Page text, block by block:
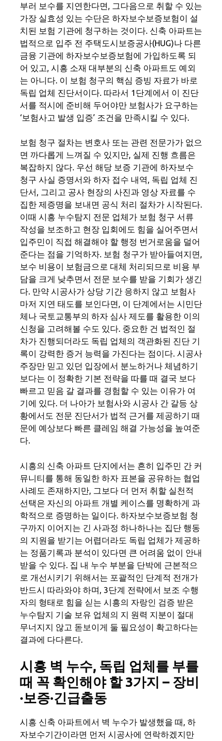
부러 보수를 지연한다면, 그다음으로 취할 수 있는
가장 실효성 있는 수단은 하자보수보증보험이 설
치된 보험 기관에 청구하는 것이다. 신축 아파트는
법적으로 입주 전 주택도시보증공사(HUG)나 다른
금융 기관에 하자보수보증보험에 가입하도록 되
어 있고, 시흥 소재 대부분의 신축 아파트도 예외
는 아니다. 이 보험 청구의 핵심 증빙 자료가 바로
독립 업체 진단서이다. 따라서 1단계에서 이 진단
서를 적시에 준비해 두어야만 보험사가 요구하는
‘보험사고 발생 입증’ 조건을 만족시킬 수 있다.
보험 청구 절차는 변호사 또는 관련 전문가가 없으
면 까다롭게 느껴질 수 있지만, 실제 진행 흐름은
복잡하지 않다. 우선 해당 보증 기관에 하자보수
청구 사실 증명서와 하자 접수 내역, 독립 업체 진
단서, 그리고 공사 현장의 사진과 영상 자료를 수
집한 제증명을 보내면 공식 처리 절차가 시작된다.
이때 시흥 누수탐지 전문 업체가 보험 청구 서류
작성을 보조하고 현장 입회에도 힘을 실어주면서
입주민이 직접 해결해야 할 행정 번거로움을 덜어
준다는 점을 기억하자. 보험 청구가 받아들여지면,
보수 비용이 보험금으로 대체 처리되므로 비용 부
담을 크게 낮추면서 전문 보수를 받을 기회가 생긴
다. 만약 시공사가 상당 기간 응하지 않고 보험사
마저 지연 태도를 보인다면, 이 단계에서는 시민단
체나 국토교통부의 하자 심사 제도를 활용한 이의
신청을 고려해볼 수도 있다. 중요한 건 법적인 절
차가 진행되더라도 독립 업체의 객관화된 진단 기
록이 강력한 증거 능력을 가진다는 점이다. 시공사
주장만 믿고 있던 입장에서 분노하거나 체념하기
보다는 이 정확한 기본 전략을 따를 때 결국 보다
빠르고 믿음 갈 결과를 경험할 수 있는 이유가 여
기에 있다. 더 나아가 보험사와 시공사 간 갈등 상
황에서도 전문 진단서가 법적 근거를 제공하기 때
문에 예상보다 빠른 클레임 해결 가능성을 높여준
다.
시흥의 신축 아파트 단지에서는 흔히 입주민 간 커
뮤니티를 통해 동일한 하자 표본을 공유하는 협업
사례도 존재하지만, 그보다 더 먼저 취할 실천적
선택은 자신의 아파트 개별 케이스를 명확하게 과
학적으로 증명하는 일이다. 하자보수보증보험 청
구까지 이어지는 긴 사과정 하나하나는 집단 행동
의 지원을 받기는 어렵더라도 독립 업체가 제공하
는 정품기록과 분석이 있다면 큰 어려움 없이 안내
받을 수 있다. 집 내 누수 부분을 단박에 근본적으
로 개선시키기 위해서는 포괄적인 단계적 전개가
반드시 따라와야 하며, 3단계 전략에서 보조 수행
자의 형태로 힘을 싣는 시흥의 자랑인 검증 받은
누수탐지 기술 보유 업체의 지 원력 지분이 절대
무너지지 않고 돋보이게 둘 필요성이 확고하다는
결과에 다다른다.
시흥 벽 누수, 독립 업체를 부를
때 꼭 확인해야 할 3가지 – 장비
·보증·긴급출동
시흥 신축 아파트에서 벽 누수가 발생했을 때, 하
자보수기간이라면 먼저 시공사에 연락하겠지만